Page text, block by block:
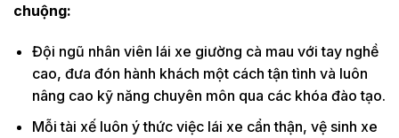
chuộng:
Đội ngũ nhân viên lái xe giường cà mau với tay nghề
cao, đưa đón hành khách một cách tận tình và luôn
nâng cao kỹ năng chuyên môn qua các khóa đào tạo.
Mỗi tài xế luôn ý thức việc lái xe cẩn thận, vệ sinh xe